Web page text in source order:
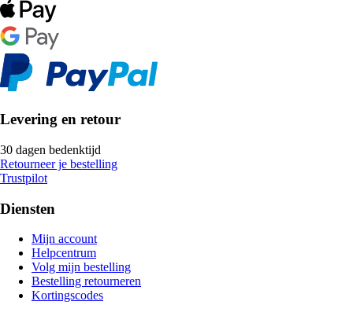
Levering en retour
30 dagen bedenktijd
Retourneer je bestelling
Trustpilot
Diensten
Mijn account
Helpcentrum
Volg mijn bestelling
Bestelling retourneren
Kortingscodes